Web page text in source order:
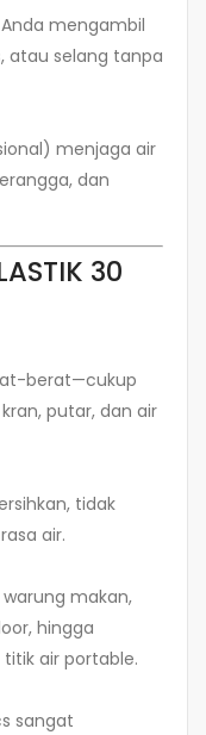
mengambil
atau selang tanpa
menjaga air
dan
30
berat—cukup
putar, dan air
tidak
air.
makan,
hingga
air portable.
sangat